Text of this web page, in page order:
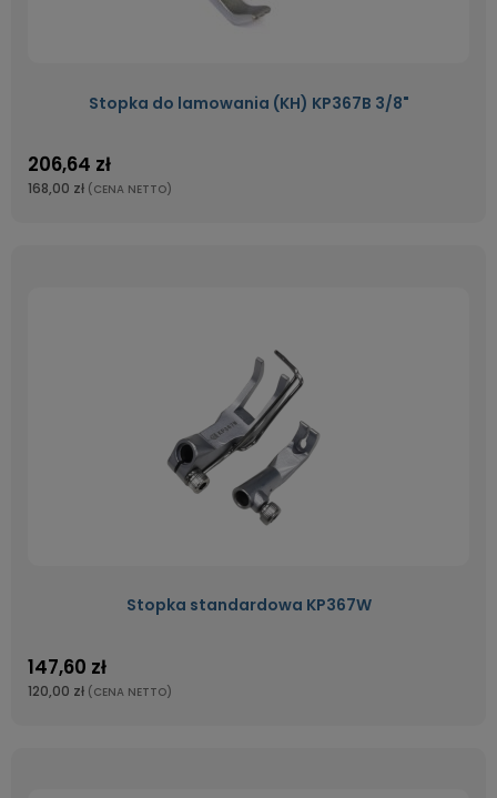
Stopka do lamowania (KH) KP367B 3/8"
206,64 zł
168,00 zł (CENA NETTO)
Stopka standardowa KP367W
147,60 zł
120,00 zł (CENA NETTO)